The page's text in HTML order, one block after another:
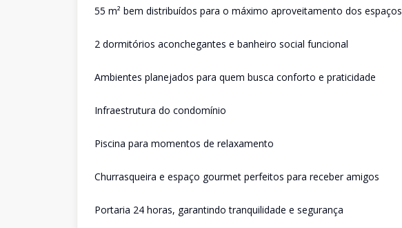
55 m² bem distribuídos para o máximo aproveitamento dos espaços
2 dormitórios aconchegantes e banheiro social funcional
Ambientes planejados para quem busca conforto e praticidade
Infraestrutura do condomínio
Piscina para momentos de relaxamento
Churrasqueira e espaço gourmet perfeitos para receber amigos
Portaria 24 horas, garantindo tranquilidade e segurança